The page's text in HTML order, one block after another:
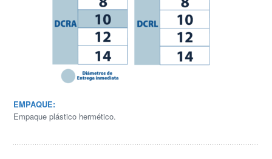
EMPAQUE:
Empaque plástico hermético.